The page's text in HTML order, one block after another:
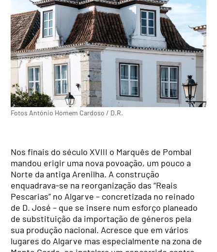
Fotos António Homem Cardoso / D.R.
Nos finais do século XVIII o Marquês de Pombal
mandou erigir uma nova povoação, um pouco a
Norte da antiga Arenilha. A construção
enquadrava-se na reorganização das “Reais
Pescarias” no Algarve – concretizada no reinado
de D. José – que se insere num esforço planeado
de substituição da importação de géneros pela
sua produção nacional. Acresce que em vários
lugares do Algarve mas especialmente na zona de